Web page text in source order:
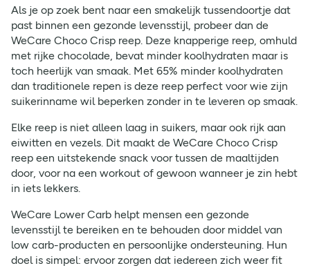
Als je op zoek bent naar een smakelijk tussendoortje dat
past binnen een gezonde levensstijl, probeer dan de
WeCare Choco Crisp reep. Deze knapperige reep, omhuld
met rijke chocolade, bevat minder koolhydraten maar is
toch heerlijk van smaak. Met 65% minder koolhydraten
dan traditionele repen is deze reep perfect voor wie zijn
suikerinname wil beperken zonder in te leveren op smaak.
Elke reep is niet alleen laag in suikers, maar ook rijk aan
eiwitten en vezels. Dit maakt de WeCare Choco Crisp
reep een uitstekende snack voor tussen de maaltijden
door, voor na een workout of gewoon wanneer je zin hebt
in iets lekkers.
WeCare Lower Carb helpt mensen een gezonde
levensstijl te bereiken en te behouden door middel van
low carb-producten en persoonlijke ondersteuning. Hun
doel is simpel: ervoor zorgen dat iedereen zich weer fit